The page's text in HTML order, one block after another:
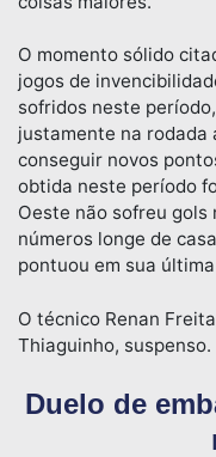
O momento sólido
jogos de
sofridos neste
justamente na rodada
conseguir novos
obtida neste período
Oeste não sofreu
números longe de
pontuou em sua
O técnico Renan
Thiaguinho, suspenso.
Duelo de